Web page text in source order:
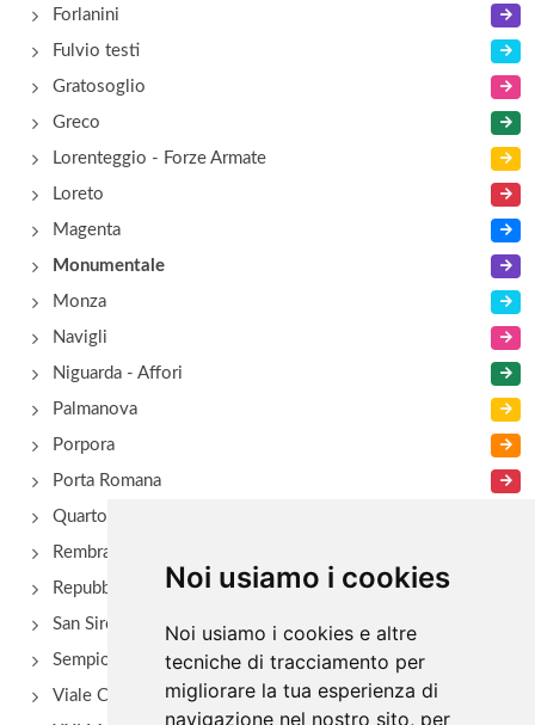
Noi usiamo i cookies
Noi usiamo i cookies e altre
tecniche di tracciamento per
migliorare la tua esperienza di
navigazione nel nostro sito, per
Forlanini
Fulvio testi
Gratosoglio
Greco
Lorenteggio - Forze Armate
Loreto
Magenta
Monumentale
Monza
Navigli
Niguarda - Affori
Palmanova
Porpora
Porta Romana
Quarto Oggiaro
Rembrant
Repubblica
San Siro - Via Novara
Sempione
Viale Certosa